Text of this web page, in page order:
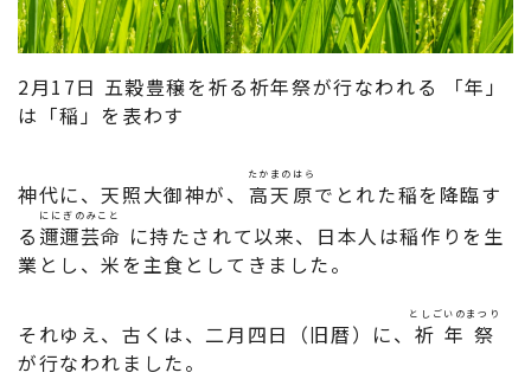
2月17日 五穀豊穣を祈る祈年祭が行なわれる 「年」
は「稲」を表わす
神代に、天照大御神が、 高天原
たかまのはら
でとれた稲を降臨す
る 邇邇芸命
ににぎのみこと
に持たされて以来、日本人は稲作りを生
業とし、米を主食としてきました。
それゆえ、古くは、二月四日（旧暦）に、 祈年祭
としごいのまつり
が行なわれました。